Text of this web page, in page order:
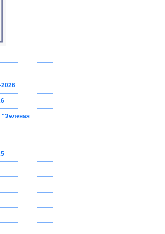
2026
"Зеленая